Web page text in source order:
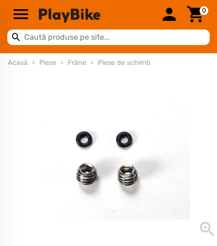
0
Acasă Piese Frâne Piese de schimb